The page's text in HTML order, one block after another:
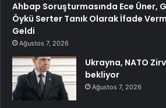
Ahbap Soruşturmasında Ece Üner,
Öykü Serter Tanık Olarak İfade
Geldi
Ağustos 7, 2026
Ukrayna, NATO
bekliyor
Ağustos 7, 2026